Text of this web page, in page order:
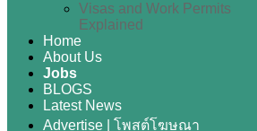
Visas and Work Permits
Explained
Home
About Us
Jobs
BLOGS
Latest News
Advertise | โพสต์โฆษณา